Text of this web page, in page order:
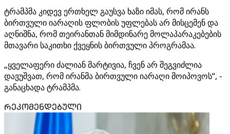
ტრამპმა კიდევ ერთხელ გაუსვა ხაზი იმას, რომ ირანს
ბირთვული იარაღის ფლობის უფლებას არ მისცემენ და
აღნიშნა, რომ თეირანთან მიმდინარე მოლაპარაკებების
მთავარი საკითხი ქვეყნის ბირთვული პროგრამაა.
„ყველაფერი ძალიან მარტივია, ჩვენ არ შეგვიძლია
დავუშვათ, რომ ირანმა ბირთვული იარაღი მოიპოვოს“, -
განაცხადა ტრამპმა.
ᲠᲔᲙᲝᲛᲔᲜᲓᲔᲑᲣᲚᲘ